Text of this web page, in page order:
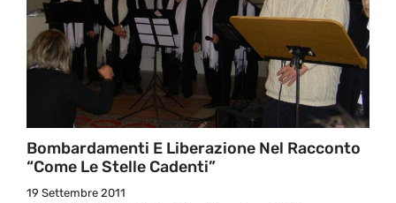
Bombardamenti E Liberazione Nel Racconto
“Come Le Stelle Cadenti”
19 Settembre 2011